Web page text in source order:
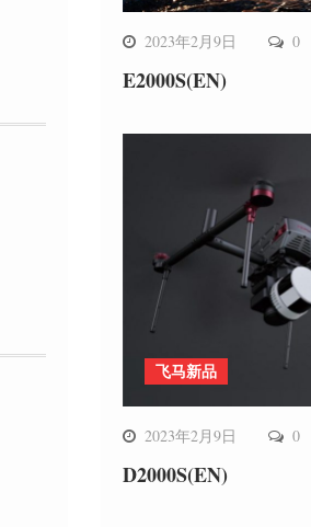
2023年2月9日 0
E2000S(EN)
飞马新品
2023年2月9日 0
D2000S(EN)